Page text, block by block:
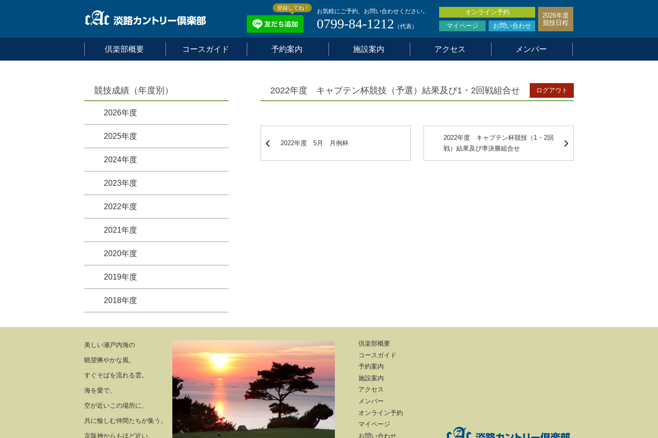
2026年度
競技日程
オンライン予約
マイページ
お問い合わせ
お気軽にご予約、お問い合わせください。
0799-84-1212 （代表）
倶楽部概要 コースガイド 予約案内 施設案内 アクセス メンバー
登録してね！
ログアウト
2022年度 キャプテン杯競技（予選）結果及び1・2回戦組合せ
2022年度 5月 月例杯
2022年度 キャプテン杯競技（1・2回
戦）結果及び準決勝組合せ
競技成績（年度別）
2026年度
2025年度
2024年度
2023年度
2022年度
2021年度
2020年度
2019年度
2018年度
美しい瀬戸内海の
眺望爽やかな風、
すぐそばを流れる雲。
海を愛で、
空が近いこの場所に、
共に愉しむ仲間たちが集う。
京阪神からもほど近い、
倶楽部概要
コースガイド
予約案内
施設案内
アクセス
メンバー
オンライン予約
マイページ
お問い合わせ